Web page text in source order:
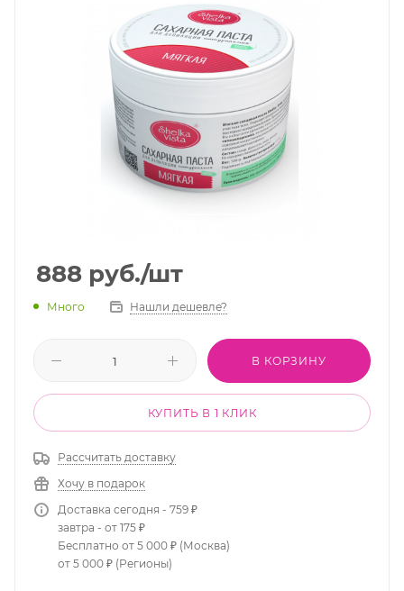
888 руб./шт
Много Нашли дешевле?
В КОРЗИНУ
КУПИТЬ В 1 КЛИК
Рассчитать доставку
Хочу в подарок
Доставка сегодня - 759 ₽
завтра - от 175 ₽
Бесплатно от 5 000 ₽ (Москва)
от 5 000 ₽ (Регионы)